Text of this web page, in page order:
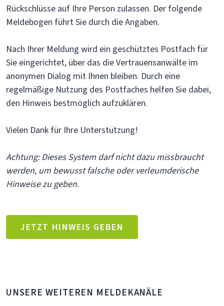
Rückschlüsse auf Ihre Person zulassen. Der folgende
Meldebogen führt Sie durch die Angaben.
Nach Ihrer Meldung wird ein geschütztes Postfach für
Sie eingerichtet, über das die Vertrauensanwälte im
anonymen Dialog mit Ihnen bleiben. Durch eine
regelmäßige Nutzung des Postfaches helfen Sie dabei,
den Hinweis bestmöglich aufzuklären.
Vielen Dank für Ihre Unterstützung!
Achtung: Dieses System darf nicht dazu missbraucht
werden, um bewusst falsche oder verleumderische
Hinweise zu geben.
JETZT HINWEIS GEBEN
UNSERE WEITEREN MELDEKANÄLE